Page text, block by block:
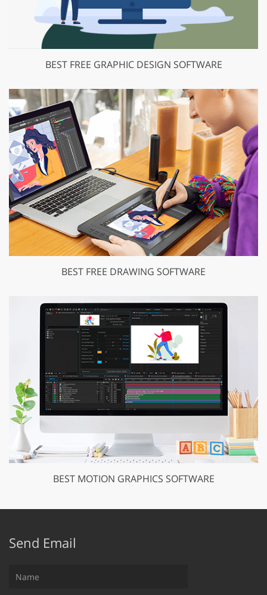
BEST FREE GRAPHIC DESIGN SOFTWARE
BEST FREE DRAWING SOFTWARE
BEST MOTION GRAPHICS SOFTWARE
Send Email